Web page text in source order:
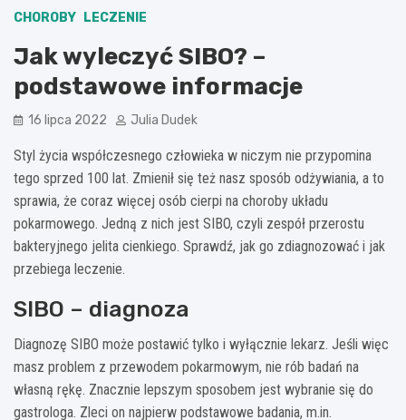
CHOROBY LECZENIE
Jak wyleczyć SIBO? –
podstawowe informacje
16 lipca 2022 Julia Dudek
Styl życia współczesnego człowieka w niczym nie przypomina
tego sprzed 100 lat. Zmienił się też nasz sposób odżywiania, a to
sprawia, że coraz więcej osób cierpi na choroby układu
pokarmowego. Jedną z nich jest SIBO, czyli zespół przerostu
bakteryjnego jelita cienkiego. Sprawdź, jak go zdiagnozować i jak
przebiega leczenie.
SIBO – diagnoza
Diagnozę SIBO może postawić tylko i wyłącznie lekarz. Jeśli więc
masz problem z przewodem pokarmowym, nie rób badań na
własną rękę. Znacznie lepszym sposobem jest wybranie się do
gastrologa. Zleci on najpierw podstawowe badania, m.in.